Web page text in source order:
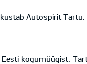
Autospirit Tartu,
kogumüügist.